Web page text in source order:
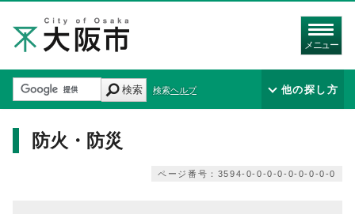
メニュー
検索 検索ヘルプ 他の探し方
防火・防災
ページ番号：3594-0-0-0-0-0-0-0-0-0